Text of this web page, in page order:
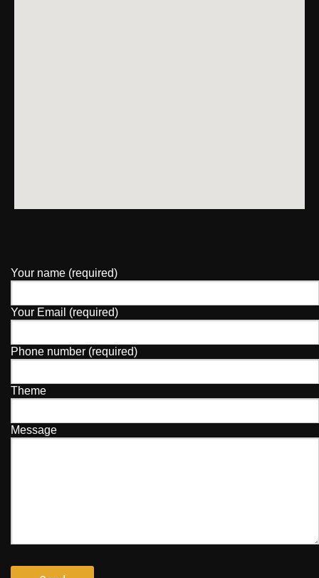
Your name (required)
Your Email (required)
Phone number (required)
Theme
Message